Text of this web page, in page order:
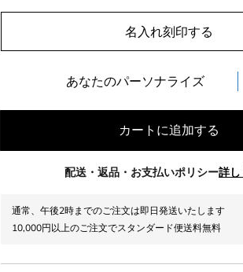
名入れ刻印する
あなたのパーソナライズ
カートに追加する
配送・返品・お支払いポリシー詳
通常、午後2時までのご注文は即日発送いたします
10,000円以上のご注文でスタンダード便送料無料